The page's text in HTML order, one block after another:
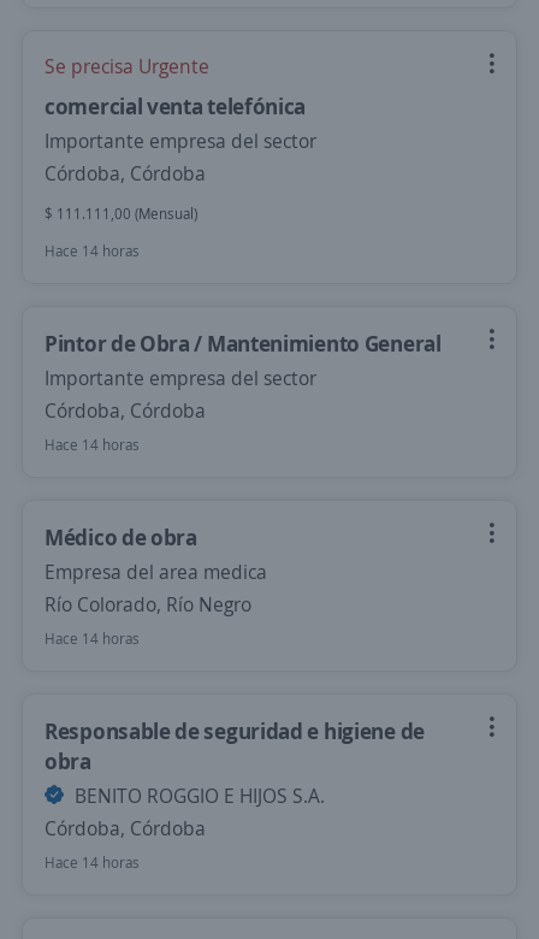
Se precisa Urgente
comercial venta telefónica
Importante empresa del sector
Córdoba, Córdoba
$ 111.111,00 (Mensual)
Hace 14 horas
Pintor de Obra / Mantenimiento General
Importante empresa del sector
Córdoba, Córdoba
Hace 14 horas
Médico de obra
Empresa del area medica
Río Colorado, Río Negro
Hace 14 horas
Responsable de seguridad e higiene de
obra
BENITO ROGGIO E HIJOS S.A.
Córdoba, Córdoba
Hace 14 horas